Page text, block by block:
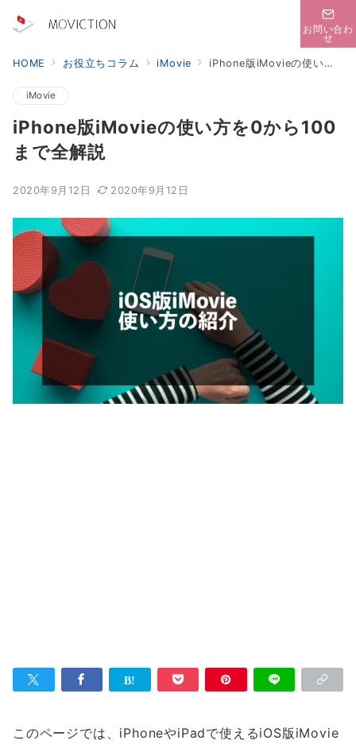
お問い合わ
せ
HOME お役立ちコラム iMovie iPhone版iMovieの使い方を0から100まで全解説
iMovie
iPhone版iMovieの使い方を0から100
まで全解説
2020年9月12日 2020年9月12日
このページでは、iPhoneやiPadで使えるiOS版iMovie